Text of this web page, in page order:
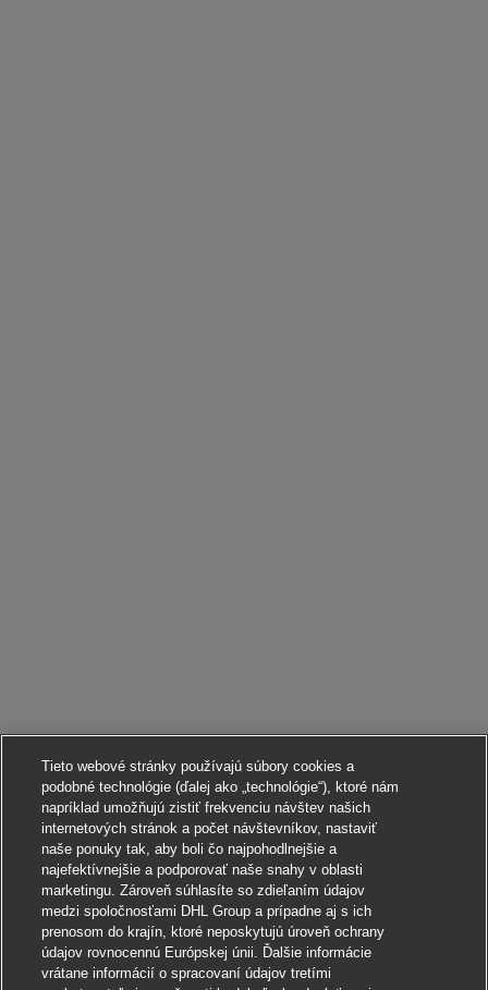
Tieto webové stránky používajú súbory cookies a
podobné technológie (ďalej ako „technológie“), ktoré nám
napríklad umožňujú zistiť frekvenciu návštev našich
internetových stránok a počet návštevníkov, nastaviť
naše ponuky tak, aby boli čo najpohodlnejšie a
najefektívnejšie a podporovať naše snahy v oblasti
marketingu. Zároveň súhlasíte so zdieľaním údajov
medzi spoločnosťami DHL Group a prípadne aj s ich
prenosom do krajín, ktoré neposkytujú úroveň ochrany
údajov rovnocennú Európskej únii. Ďalšie informácie
vrátane informácií o spracovaní údajov tretími